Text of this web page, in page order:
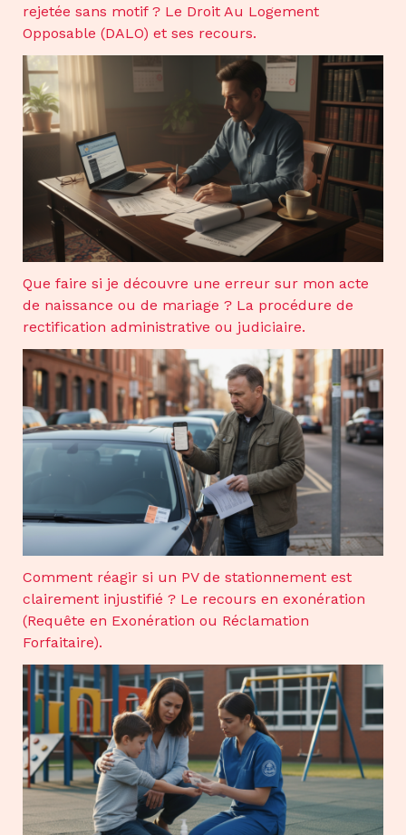
rejetée sans motif ? Le Droit Au Logement
Opposable (DALO) et ses recours.
Que faire si je découvre une erreur sur mon acte
de naissance ou de mariage ? La procédure de
rectification administrative ou judiciaire.
Comment réagir si un PV de stationnement est
clairement injustifié ? Le recours en exonération
(Requête en Exonération ou Réclamation
Forfaitaire).